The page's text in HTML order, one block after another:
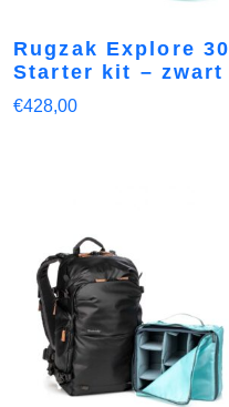
Rugzak Explore 30
Starter kit – zwart
€428,00